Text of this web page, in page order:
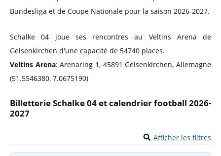
Bundesliga et de Coupe Nationale pour la saison 2026-2027.
Schalke 04 joue ses rencontres au Veltins Arena de
Gelsenkirchen d'une capacité de 54740 places.
Veltins Arena: Arenaring 1, 45891 Gelsenkirchen, Allemagne
(51.5546380, 7.0675190)
Billetterie Schalke 04 et calendrier football 2026-
2027
Afficher les filtres